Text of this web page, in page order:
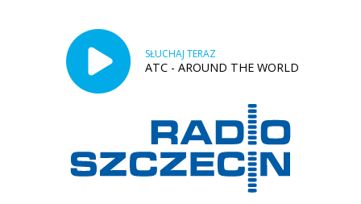
SŁUCHAJ TERAZ
ATC - AROUND THE WORLD